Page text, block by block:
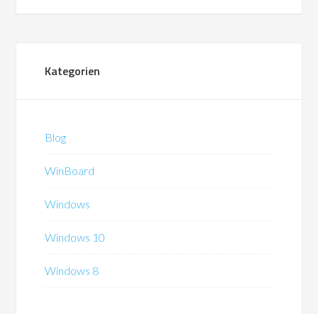
Kategorien
Blog
WinBoard
Windows
Windows 10
Windows 8